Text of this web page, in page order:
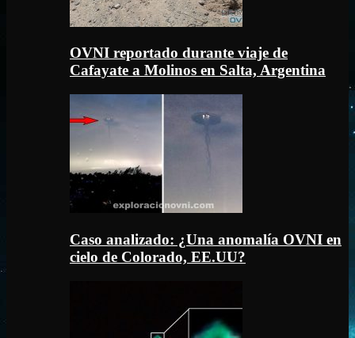
OVNI reportado durante viaje de
Cafayate a Molinos en Salta, Argentina
Caso analizado: ¿Una anomalía OVNI en
cielo de Colorado, EE.UU?